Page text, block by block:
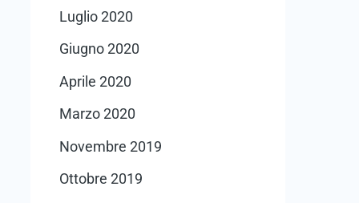
Luglio 2020
Giugno 2020
Aprile 2020
Marzo 2020
Novembre 2019
Ottobre 2019